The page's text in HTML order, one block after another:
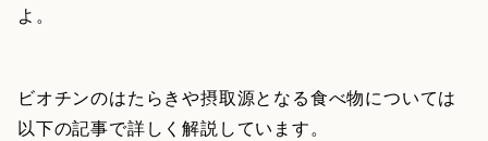
よ。
ビオチンのはたらきや摂取源となる食べ物については
以下の記事で詳しく解説しています。